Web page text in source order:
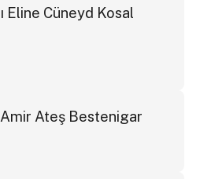
Eline Cüneyd Kosal
Ateş Bestenigar